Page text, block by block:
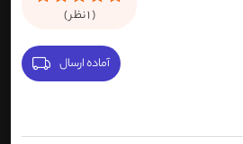
(
1نظر )
آماده ارسال